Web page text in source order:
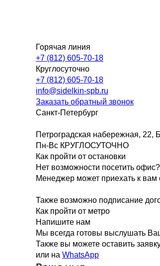
Горячая линия
+7 (812) 605-70-18
Круглосуточно
+7 (812) 605-70-18
info@sidelkin-spb.ru
Заказать обратный звонок
Санкт-Петербург
Петроградская набережная,
Пн-Вс КРУГЛОСУТОЧНО
Как пройти от остановки
Нет возможности посетить офис?
Менеджер может приехать к вам
Также возможно подписание
Как пройти от метро
Напишите нам
Мы всегда готовы выслушать
Также вы можете оставить
или на WhatsApp